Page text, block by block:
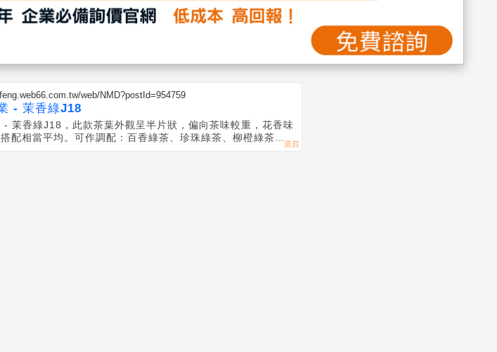
web/NMD?postId=954759
翠豐茶業 - 茉香綠J18
花香味
配相當平均。可作調配：百香綠茶、珍珠綠茶、柳橙綠茶、
水蜜桃綠茶